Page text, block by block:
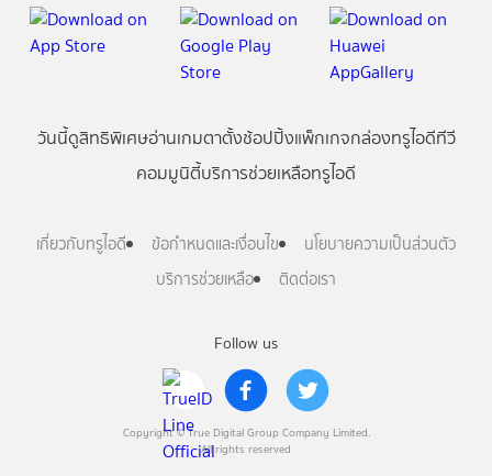
Follow us
Copyright © True Digital Group Company Limited.
All rights reserved
วันนี้ดูสิทธิพิเศษอ่านเกมตาตั้งช้อปปิ้งแพ็กเกจกล่องทรูไอดีทีวี
คอมมูนิตี้บริการช่วยเหลือทรูไอดี
เกี่ยวกับทรูไอดี ข้อกำหนดและเงื่อนไข
นโยบายความเป็นส่วนตัว
บริการช่วยเหลือ
ติดต่อเรา